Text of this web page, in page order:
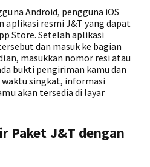
Android, pengguna iOS
aplikasi resmi J&T yang dapat
Store. Setelah aplikasi
dan masuk ke bagian
masukkan nomor resi atau
bukti pengiriman kamu dan
waktu singkat, informasi
akan tersedia di layar
Paket J&T dengan